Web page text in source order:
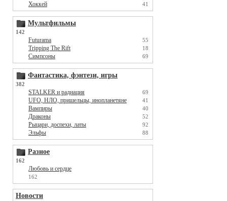
Хоккей 41
Мультфильмы
142
Futurama 55
Tripping The Rift 18
Симпсоны 69
Фантастика, фэнтези, игры
382
STALKER и радиация 69
UFO, НЛО, пришельцы, инопланетяне 41
Вампиры 40
Драконы 52
Рыцари, доспехи, латы 92
Эльфы 88
Разное
162
Любовь и сердце
162
Новости